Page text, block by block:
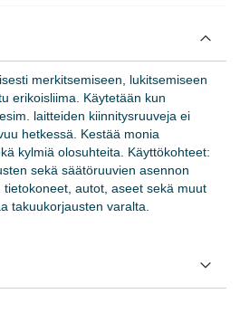
merkitsemiseen, lukitsemiseen
erikoisliima. Käytetään kun
laitteiden kiinnitysruuveja ei
hetkessä. Kestää monia
kylmiä olosuhteita. Käyttökohteet:
sekä säätöruuvien asennon
autot, aseet sekä muut
takuukorjausten varalta.